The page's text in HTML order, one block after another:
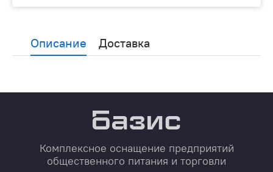
Описание Доставка
Комплексное оснащение предприятий
общественного питания и торговли